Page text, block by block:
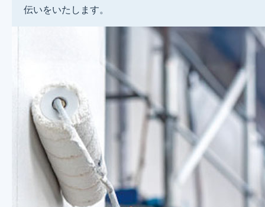
伝いをいたします。